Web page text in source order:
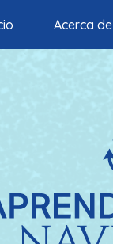
Acerca de